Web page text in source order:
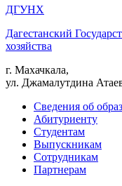
ДГУНХ
Дагестанский
хозяйства
г. Махачкала,
ул. Джамалутдина
Сведения об
Абитуриенту
Студентам
Выпускникам
Сотрудникам
Партнерам